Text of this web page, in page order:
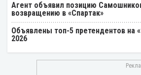
Агент объявил позицию
возвращению в «Спартак»
Объявлены топ-5 претендентов на
2026